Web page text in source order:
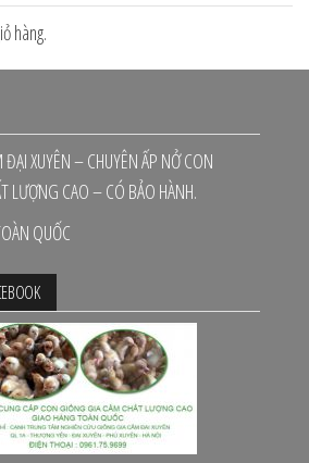
hàng.
XUYÊN – CHUYÊN ẤP NỞ CON
LƯỢNG CAO – CÓ BẢO HÀNH.
QUỐC